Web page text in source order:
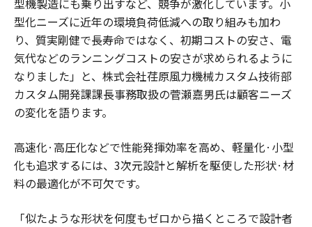
型機製造にも乗り出すなど、競争が激化しています。小
型化ニーズに近年の環境負荷低減への取り組みも加わ
り、質実剛健で長寿命ではなく、初期コストの安さ、電
気代などのランニングコストの安さが求められるように
なりました」と、株式会社荏原風力機械カスタム技術部
カスタム開発課課長事務取扱の菅瀬嘉男氏は顧客ニーズ
の変化を語ります。
高速化·高圧化などで性能発揮効率を高め、軽量化·小型
化も追求するには、3次元設計と解析を駆使した形状·材
料の最適化が不可欠です。
「似たような形状を何度もゼロから描くところで設計者